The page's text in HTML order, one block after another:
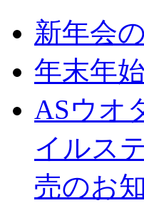
新年会
年末年
ASウオ
イルス
売のお